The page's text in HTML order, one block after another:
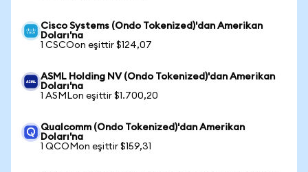
Cisco Systems (Ondo Tokenized)'dan Amerikan
Doları'na
1 CSCOon eşittir $124,07
ASML Holding NV (Ondo Tokenized)'dan Amerikan
Doları'na
1 ASMLon eşittir $1.700,20
Qualcomm (Ondo Tokenized)'dan Amerikan
Doları'na
1 QCOMon eşittir $159,31